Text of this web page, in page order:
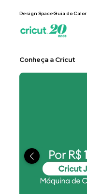
Design SpaceGuia do Calor
Conheça a Cricut